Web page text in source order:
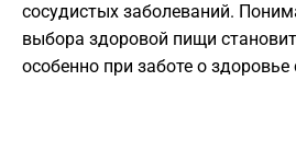
сосудистых заболеваний.
выбора здоровой пищи
особенно при заботе о здоровье